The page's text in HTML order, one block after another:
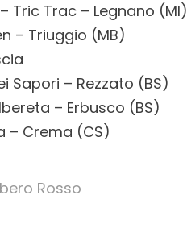
Tric Trac – Legnano (MI)
– Triuggio (MB)
Sapori – Rezzato (BS)
– Erbusco (BS)
– Crema (CS)
Rosso